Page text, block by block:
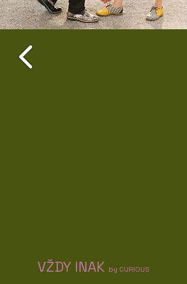
VŽDY INAK by CURIOUS